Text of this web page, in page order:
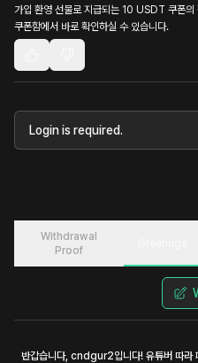
가입 환영 선물로 지급되는 10 USDT 쿠폰의
쿠폰함에서 바로 확인하실 수 있습니다.
Login is required.
Withdrawal
Proof
반갑습니다, cndgur2입니다! 유튜버 따라